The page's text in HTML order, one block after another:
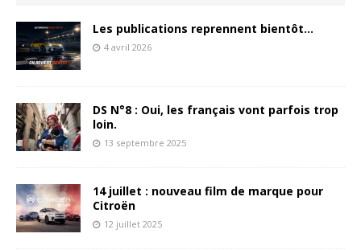
Les publications reprennent bientôt…
4 avril 2026
DS N°8 : Oui, les français vont parfois trop
loin.
13 septembre 2025
14 juillet : nouveau film de marque pour
Citroën
12 juillet 2025